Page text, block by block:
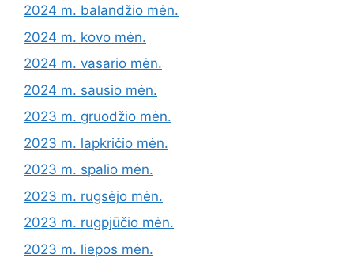
2024 m. balandžio mėn.
2024 m. kovo mėn.
2024 m. vasario mėn.
2024 m. sausio mėn.
2023 m. gruodžio mėn.
2023 m. lapkričio mėn.
2023 m. spalio mėn.
2023 m. rugsėjo mėn.
2023 m. rugpjūčio mėn.
2023 m. liepos mėn.